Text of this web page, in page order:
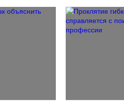
действуют